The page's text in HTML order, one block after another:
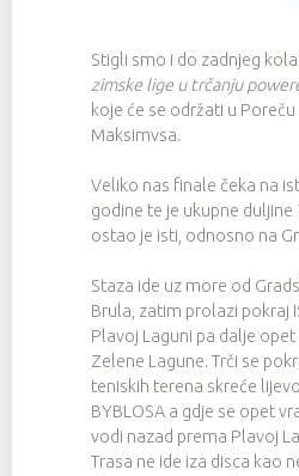
Stigli smo i do zadnjeg kola
zimske lige u trčanju
koje će se održati u
Maksimvsa.
Veliko nas finale čeka na
godine te je ukupne duljine
ostao je isti, odnosno na
Staza ide uz more od
Brula, zatim prolazi pokraj
Plavoj Laguni pa dalje
Zelene Lagune. Trči se
teniskih terena skreće
BYBLOSA a gdje se opet
vodi nazad prema Plavoj
Trasa ne ide iza disca kao